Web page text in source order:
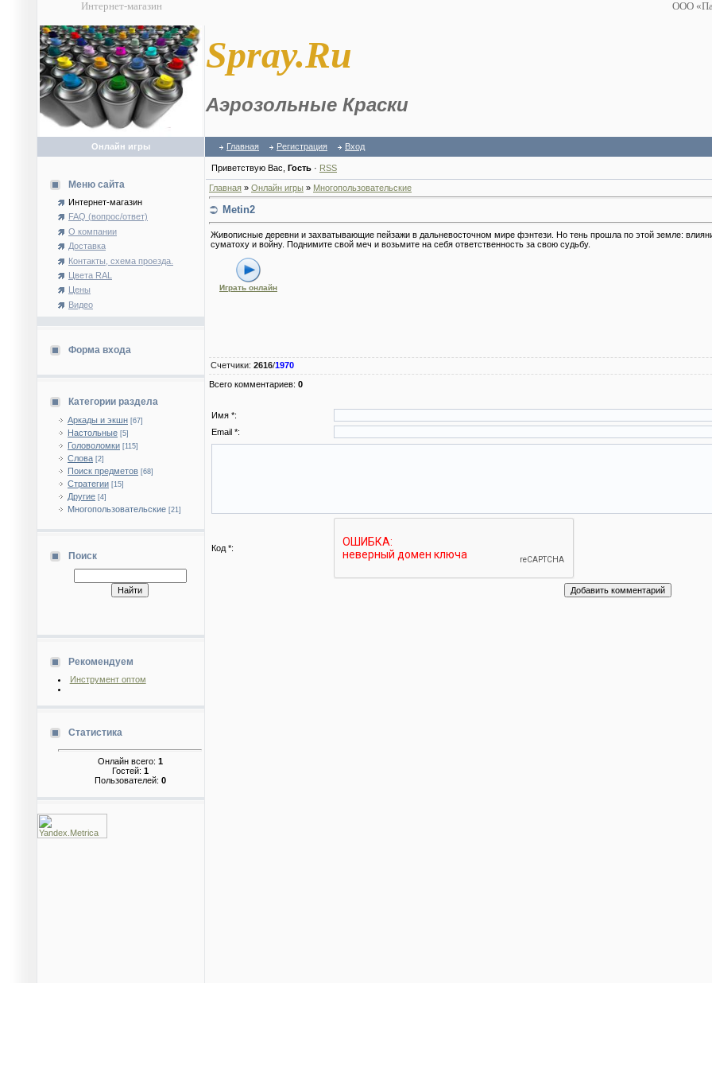
Интернет-магазин ООО
Spray.Ru
Аэрозольные Краски
Онлайн игры Главная Регистрация Вход
Меню сайта
Интернет-магазин
FAQ (вопрос/ответ)
О компании
Доставка
Контакты, схема проезда.
Цвета RAL
Цены
Видео
Форма входа
Категории раздела
Аркады и экшн [67]
Настольные [5]
Головоломки [115]
Слова [2]
Поиск предметов [68]
Стратегии [15]
Другие [4]
Многопользовательские [21]
Поиск
Рекомендуем
Инструмент оптом
Статистика
Онлайн всего: 1
Гостей: 1
Пользователей: 0
Приветствую Вас Гость · RSS
Главная » Онлайн игры » Многопользовательские
Metin2
Живописные деревни и захватывающие пейзажи в дальневосточном мире фэнтези. Но тень прошла по этой земле:
суматоху и войну. Поднимите свой меч и возьмите на себя ответственность за свою судьбу.
Играть онлайн
Счетчики: 2616/1970
Всего комментариев: 0
Имя *:
Email *:
Код *: